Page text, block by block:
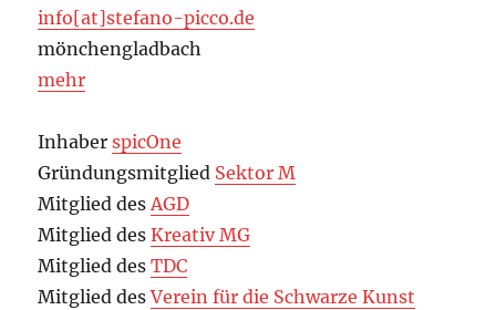
info[at]stefano-picco.de
mönchengladbach
mehr
InhaberspicOne
Gründungsmitglied Sektor M
Mitglied desAGD
Mitglied desKreativ MG
Mitglied desTDC
Mitglied desVerein für die Schwarze Kunst